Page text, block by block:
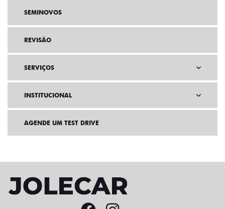
SEMINOVOS
REVISÃO
SERVIÇOS
INSTITUCIONAL
AGENDE UM TEST DRIVE